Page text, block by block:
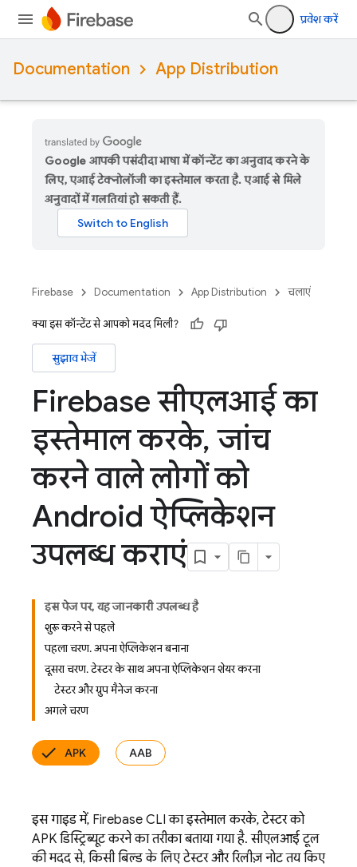
प्रवेश करें
Documentation App Distribution
Google आपकी पसंदीदा भाषा में कॉन्टेंट का अनुवाद करने के
लिए, एआई टेक्नोलॉजी का इस्तेमाल करता है. एआई से मिले
अनुवादों में गलतियां हो सकती हैं.
Firebase Documentation App Distribution चलाएं
क्या इस कॉन्टेंट से आपको मदद मिली?
सुझाव भेजें
Firebase सीएलआई का
इस्तेमाल करके, जांच
करने वाले लोगों को
Android ऐप्लिकेशन
उपलब्ध कराएं
इस पेज पर, यह जानकारी उपलब्ध है
शुरू करने से पहले
पहला चरण. अपना ऐप्लिकेशन बनाना
दूसरा चरण. टेस्टर के साथ अपना ऐप्लिकेशन शेयर करना
टेस्टर और ग्रुप मैनेज करना
अगले चरण
APK AAB
इस गाइड में, Firebase CLI का इस्तेमाल करके, टेस्टर को
APK डिस्ट्रिब्यूट करने का तरीका बताया गया है. सीएलआई टूल
की मदद से, किसी बिल्ड के लिए टेस्टर और रिलीज़ नोट तय किए